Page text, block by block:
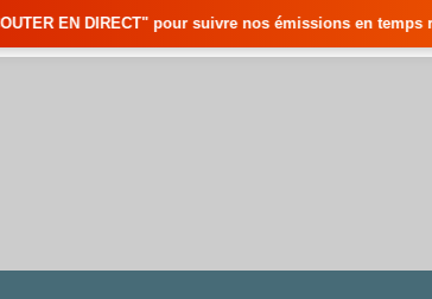
pour suivre nos émissions en temps réel • 🇸🇳